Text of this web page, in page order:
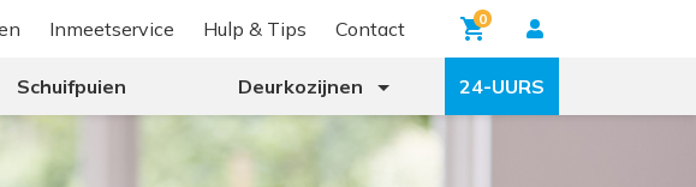
Inmeetservice Hulp & Tips Contact 0
Schuifpuien Deurkozijnen 24-UURS